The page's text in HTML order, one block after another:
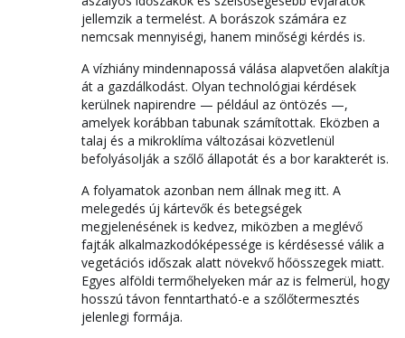
jellemzik a termelést. A borászok számára ez
nemcsak mennyiségi, hanem minőségi kérdés is.
A vízhiány mindennapossá válása alapvetően alakítja
át a gazdálkodást. Olyan technológiai kérdések
kerülnek napirendre — például az öntözés —,
amelyek korábban tabunak számítottak. Eközben a
talaj és a mikroklíma változásai közvetlenül
befolyásolják a szőlő állapotát és a bor karakterét is.
A folyamatok azonban nem állnak meg itt. A
melegedés új kártevők és betegségek
megjelenésének is kedvez, miközben a meglévő
fajták alkalmazkodóképessége is kérdésessé válik a
vegetációs időszak alatt növekvő hőösszegek miatt.
Egyes alföldi termőhelyeken már az is felmerül, hogy
hosszú távon fenntartható-e a szőlőtermesztés
jelenlegi formája.